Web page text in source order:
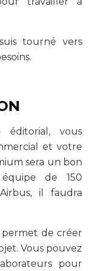
tourné vers
vous
et votre
sera un bon
de 150
il faudra
de créer
Vous pouvez
pour